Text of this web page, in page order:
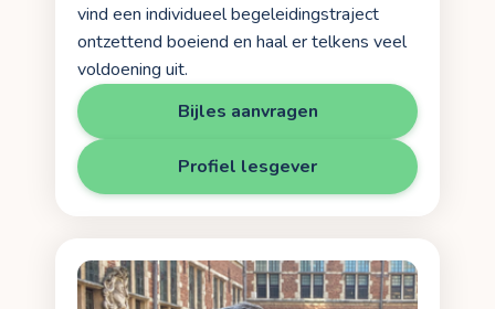
vind een individueel begeleidingstraject
ontzettend boeiend en haal er telkens veel
voldoening uit.
Bijles aanvragen
Profiel lesgever